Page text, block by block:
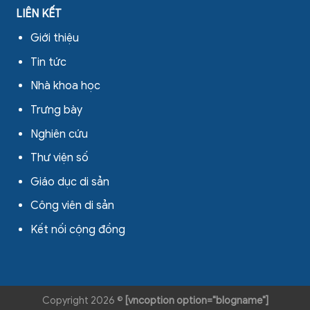
LIÊN KẾT
Giới thiệu
Tin tức
Nhà khoa học
Trưng bày
Nghiên cứu
Thư viện số
Giáo dục di sản
Công viên di sản
Kết nối cộng đồng
Copyright 2026 © [vncoption option="blogname"]